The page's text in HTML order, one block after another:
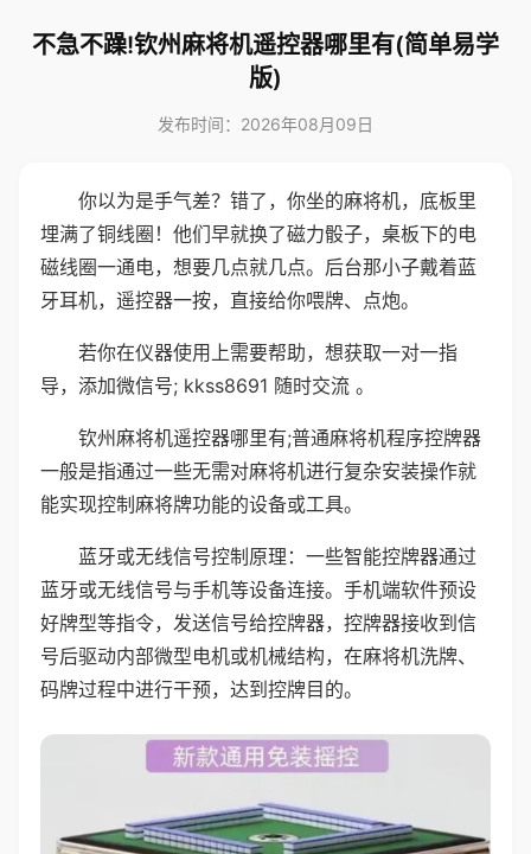
不急不躁!钦州麻将机遥控器哪里有(简单易学
版)
发布时间：2026年08月09日
你以为是手气差？错了，你坐的麻将机，底板里
埋满了铜线圈！他们早就换了磁力骰子，桌板下的电
磁线圈一通电，想要几点就几点。后台那小子戴着蓝
牙耳机，遥控器一按，直接给你喂牌、点炮。
若你在仪器使用上需要帮助，想获取一对一指
导，添加微信号; kkss8691 随时交流 。
钦州麻将机遥控器哪里有;普通麻将机程序控牌器
一般是指通过一些无需对麻将机进行复杂安装操作就
能实现控制麻将牌功能的设备或工具。
蓝牙或无线信号控制原理：一些智能控牌器通过
蓝牙或无线信号与手机等设备连接。手机端软件预设
好牌型等指令，发送信号给控牌器，控牌器接收到信
号后驱动内部微型电机或机械结构，在麻将机洗牌、
码牌过程中进行干预，达到控牌目的。